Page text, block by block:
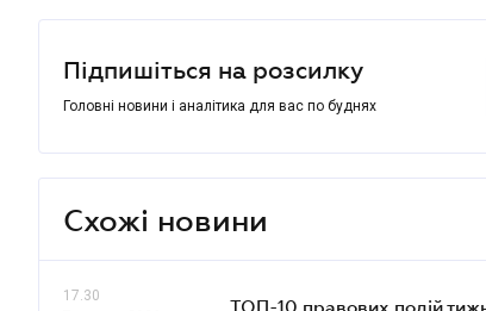
Підпишіться на розсилку
Головні новини і аналітика для вас по буднях
Схожі новини
17.30
ТОП-10 правових подій